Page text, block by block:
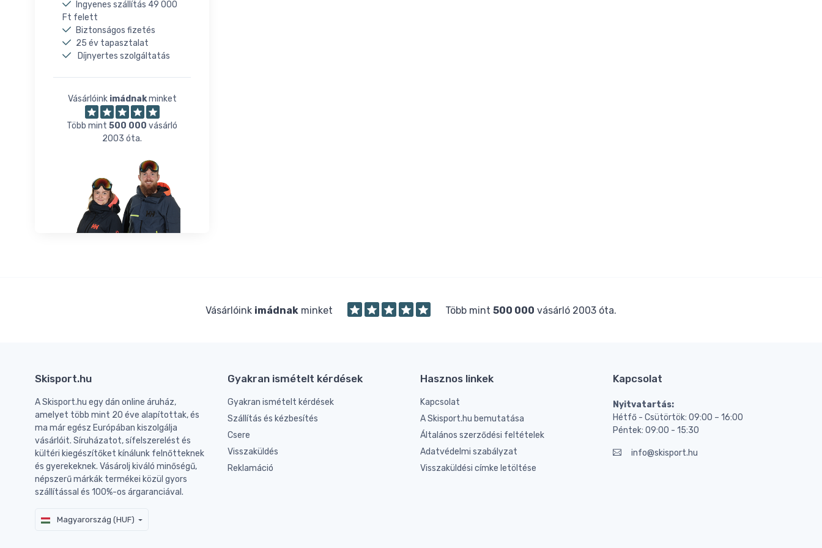
Ingyenes szállítás 49 000
Ft felett
Biztonságos fizetés
25 év tapasztalat
Díjnyertes szolgáltatás
Vásárlóink imádnakminket
Több mint 500 000 vásárló
2003 óta.
Vásárlóink imádnak minket Több mint 500 000 vásárló 2003 óta.
Skisport.hu
A Skisport.hu egy dán online áruház,
amelyet több mint 20 éve alapítottak, és
ma már egész Európában kiszolgálja
vásárlóit. Síruházatot, sífelszerelést és
kültéri kiegészítőket kínálunk felnőtteknek
és gyerekeknek. Vásárolj kiváló minőségű,
népszerű márkák termékei közül gyors
szállítással és 100%-os árgaranciával.
Magyarország (HUF)
Gyakran ismételt kérdések
Gyakran ismételt kérdések
Szállítás és kézbesítés
Csere
Visszaküldés
Reklamáció
Hasznos linkek
Kapcsolat
A Skisport.hu bemutatása
Általános szerződési feltételek
Adatvédelmi szabályzat
Visszaküldési címke letöltése
Kapcsolat
Nyitvatartás:
Hétfő - Csütörtök: 09:00 – 16:00
Péntek: 09:00 - 15:30
info@skisport.hu